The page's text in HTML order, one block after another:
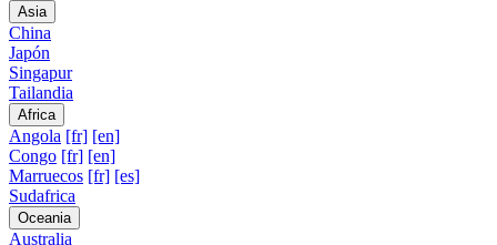
Asia
China
Japón
Singapur
Tailandia
Africa
Angola [fr] [en]
Congo [fr] [en]
Marruecos [fr] [es]
Sudafrica
Oceania
Australia